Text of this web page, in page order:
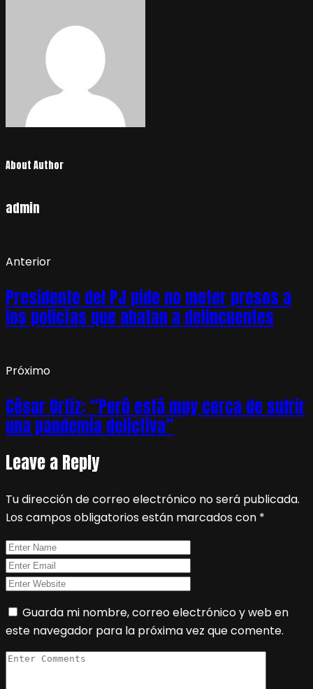
About Author
admin
Anterior
Presidente del PJ pide no meter presos a
los policías que abatan a delincuentes
Próximo
César Ortiz: “Perú está muy cerca de sufrir
una pandemia delictiva”
Leave a Reply
Tu dirección de correo electrónico no será publicada.
Los campos obligatorios están marcados con *
Guarda mi nombre, correo electrónico y web en
este navegador para la próxima vez que comente.